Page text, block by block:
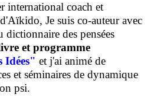
international coach et
Je suis co-auteur avec
des pensées
et programme
Idées" et j'ai animé de
et séminaires de dynamique
psi.